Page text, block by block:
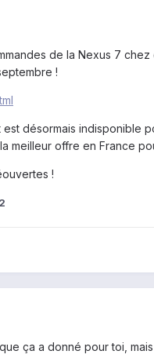
de la Nexus 7
!
désormais indisponible
meilleur offre en France
!
ça a donné pour toi,